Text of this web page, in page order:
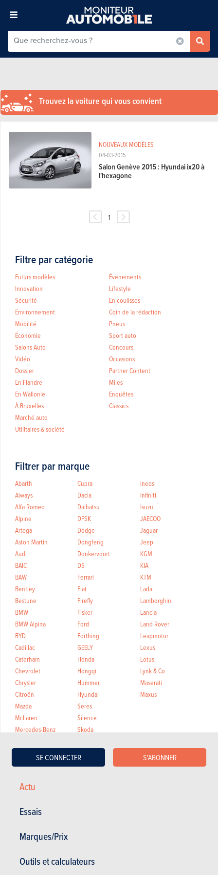
Actu
Essais
Marques/Prix
Outils et calculateurs
SE CONNECTER S'ABONNER
Trouvez la voiture qui vous convient
04-03-2015
NOUVEAUX MODÈLES
Salon Genève 2015 : Hyundai ix20 à
l'hexagone
1
Filtre par catégorie
Futurs modèles
Innovation
Sécurité
Environnement
Mobilité
Économie
Salons Auto
Événements
Lifestyle
En coulisses
Coin de la rédaction
Pneus
Sport auto
Concours
Vidéo
Dossier
En Flandre
En Wallonie
À Bruxelles
Marché auto
Utilitaires & société
Occasions
Partner Content
Miles
Enquêtes
Classics
Filtrer par marque
Abarth
Aiways
Alfa Romeo
Alpine
Artega
Aston Martin
Audi
BAIC
BAW
Bentley
Bestune
BMW
BMW Alpina
BYD
Cadillac
Caterham
Chevrolet
Chrysler
Citroën
Cupra
Dacia
Daihatsu
DFSK
Dodge
Dongfeng
Donkervoort
DS
Ferrari
Fiat
Firefly
Fisker
Ford
Forthing
GEELY
Honda
Hongqi
Hummer
Hyundai
Ineos
Infiniti
Isuzu
JAECOO
Jaguar
Jeep
KGM
KIA
KTM
Lada
Lamborghini
Lancia
Land Rover
Leapmotor
Lexus
Lotus
Lynk & Co
Maserati
Maxus
Mazda
McLaren
Mercedes-Benz
Mia Electric
Mitsubishi
Nissan
Opel
Polestar
Seres
Silence
Skoda
Ssangyong
Subaru
Xpeng